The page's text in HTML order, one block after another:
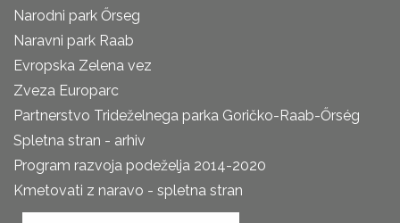
Narodni park Őrseg
Naravni park Raab
Evropska Zelena vez
Zveza Europarc
Partnerstvo Trideželnega parka Goričko-Raab-Őrség
Spletna stran - arhiv
Program razvoja podeželja 2014-2020
Kmetovati z naravo - spletna stran